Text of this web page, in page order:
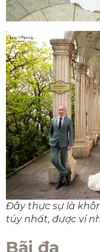
Đây thực sự là
túy nhất, được ví
Bãi đa